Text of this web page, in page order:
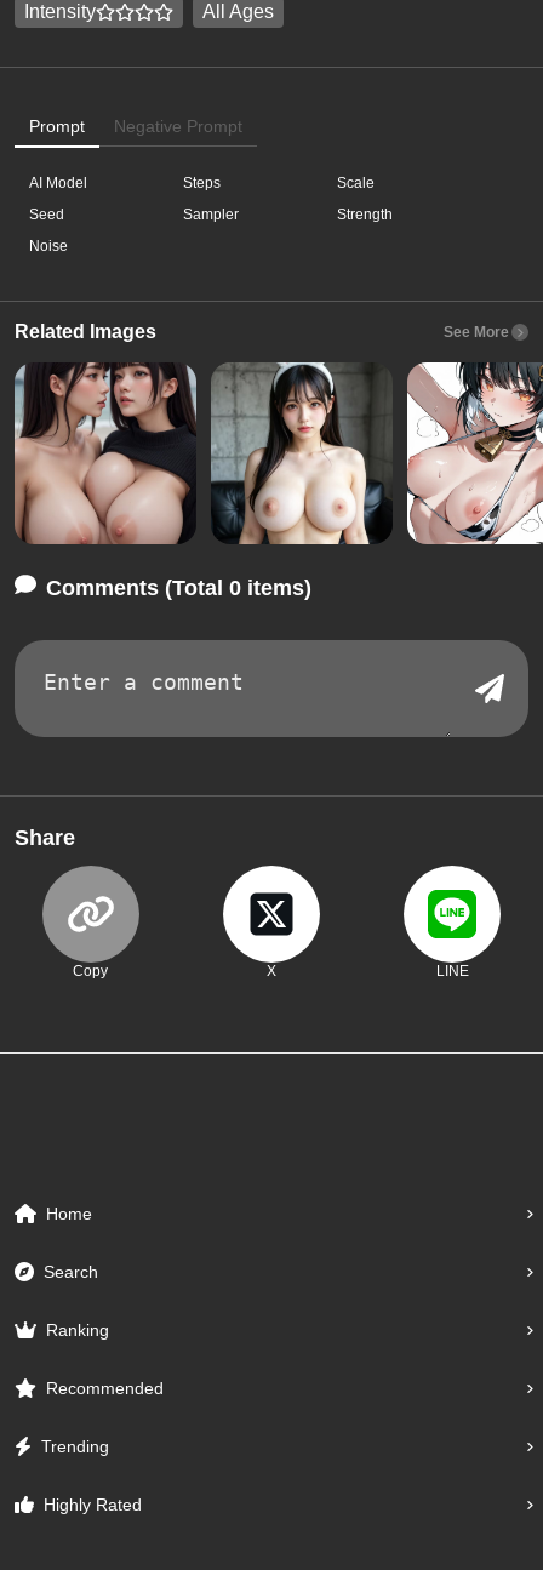
Intensity All Ages
Prompt Negative Prompt
AI Model Steps
Scale
Seed
Sampler
Strength
Noise
Related Images See More
Comments (Total 0 items)
Share
Copy X LINE
Home
Search
Ranking
Recommended
Trending
Highly Rated